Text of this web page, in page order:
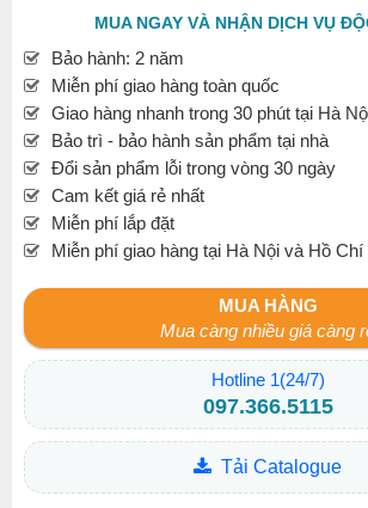
MUA NGAY VÀ NHẬN DỊCH VỤ
Bảo hành: 2 năm
Miễn phí giao hàng toàn quốc
Giao hàng nhanh trong 30 phút tại Hà
Bảo trì - bảo hành sản phẩm tại nhà
Đổi sản phẩm lỗi trong vòng 30 ngày
Cam kết giá rẻ nhất
Miễn phí lắp đặt
Miễn phí giao hàng tại Hà Nội và Hồ Chí
MUA HÀNG
Mua càng nhiều giá càng
Hotline 1(24/7)
097.366.5115
Tải Catalogue